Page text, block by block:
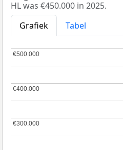
HL was €450.000 in 2025.
Grafiek
Tabel
€300.000
€300.000
€400.000
€400.000
€500.000
€500.000